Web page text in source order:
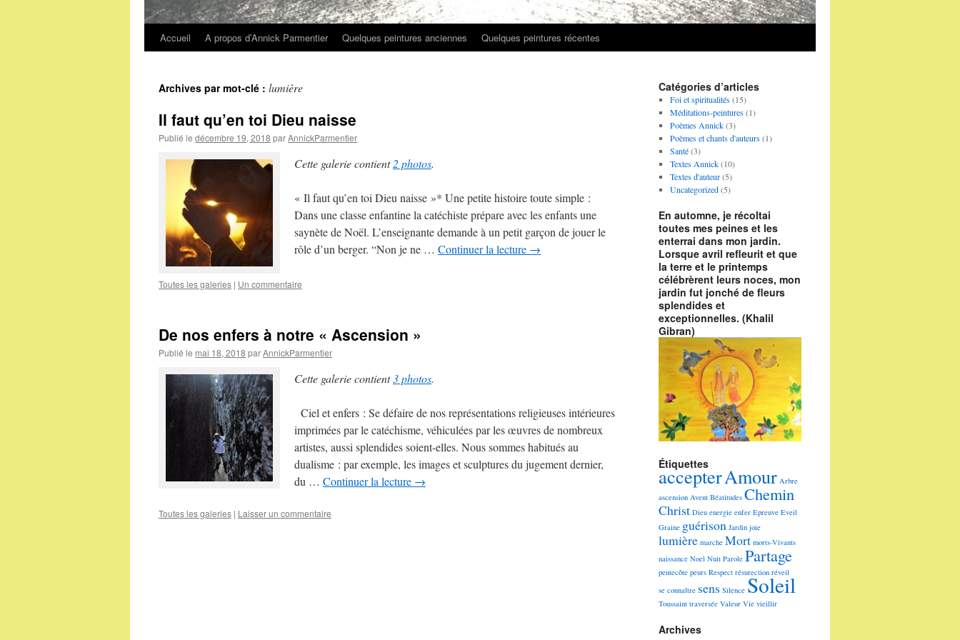
Aller
contenu
Accueil A propos d’Annick Parmentier Quelques peintures anciennes Quelques peintures récentes
Archives par mot-clé : lumière
Il faut qu’en toi Dieu naisse
Publié le décembre 19, 2018 parAnnickParmentier
Cette galerie contient2 photos.
« Il faut qu’en toi Dieu naisse »* Une petite histoire toute simple :
Dans une classe enfantine la catéchiste prépare avec les enfants une
saynète de Noël. L’enseignante demande à un petit garçon de jouer le
rôle d’un berger. “Non je ne … Continuer la lecture →
Toutes les galeries | Un commentaire
De nos enfers à notre « Ascension »
Publié le mai 18, 2018 parAnnickParmentier
Cette galerie contient3 photos.
Ciel et enfers : Se défaire de nos représentations religieuses intérieures
imprimées par le catéchisme, véhiculées par les œuvres de nombreux
artistes, aussi splendides soient-elles. Nous sommes habitués au
dualisme : par exemple, les images et sculptures du jugement dernier,
du … Continuer la lecture →
Toutes les galeries | Laisser un commentaire
Catégories d’articles
Foi et spiritualités(15)
Méditations-peintures(1)
Poèmes Annick(3)
Poèmes et chants d'auteurs(1)
Santé(3)
Textes Annick(10)
Textes d'auteur(5)
Uncategorized(5)
En automne, je récoltai
toutes mes peines et les
enterrai dans mon jardin.
Lorsque avril refleurit et que
la terre et le printemps
célébrèrent leurs noces, mon
jardin fut jonché de fleurs
splendides et
exceptionnelles. (Khalil
Gibran)
Étiquettes
accepterAmour Arbre
ascension Avent Béatitudes Chemin
Christ Dieu energie enfer Epreuve Eveil
Graine guérison Jardin joie
lumière marche Mort morts-Vivants
naissance Noel Nuit Parole Partage
pentecôte peurs Respect résurection réveil
se connaître sens Silence Soleil
Toussaint traversée Valeur Vie vieillir
Archives